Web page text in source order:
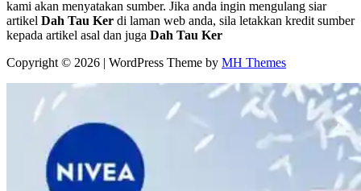
kami akan menyatakan sumber. Jika anda ingin mengulang siar
artikel Dah Tau Ker di laman web anda, sila letakkan kredit sumber
kepada artikel asal dan juga Dah Tau Ker
Copyright © 2026 | WordPress Theme by MH Themes